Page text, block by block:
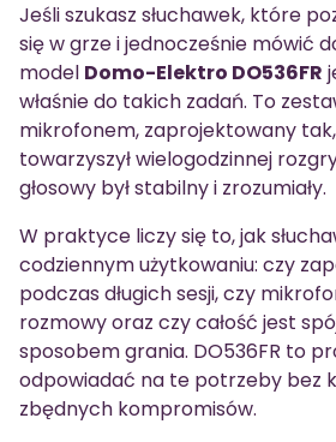
Jeśli szukasz słuchawek, które
się w grze i jednocześnie mówić
model Domo-Elektro DO536FR
właśnie do takich zadań. To
mikrofonem, zaprojektowany
towarzyszył wielogodzinnej
głosowy był stabilny i zrozumiały.
W praktyce liczy się to, jak
codziennym użytkowaniu: czy
podczas długich sesji, czy
rozmowy oraz czy całość jest
sposobem grania. DO536FR to
odpowiadać na te potrzeby bez
zbędnych kompromisów.